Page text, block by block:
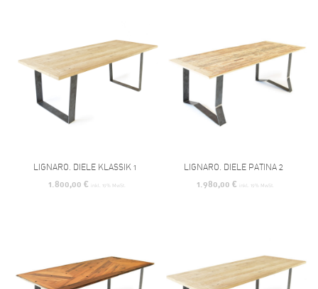
LIGNARO. DIELE KLASSIK 1
1.800,00 € inkl. 19% MwSt.
LIGNARO. DIELE PATINA 2
1.980,00 € inkl. 19% MwSt.